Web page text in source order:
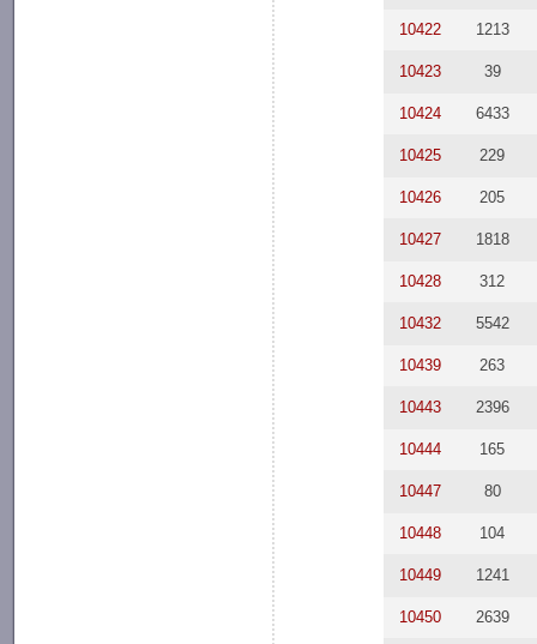
10422 1213
10423 39
10424 6433
10425 229
10426 205
10427 1818
10428 312
10432 5542
10439 263
10443 2396
10444 165
10447 80
10448 104
10449 1241
10450 2639